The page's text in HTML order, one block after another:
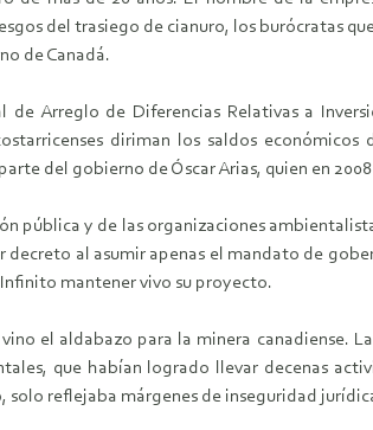
del trasiego de cianuro, los burócratas
de Canadá.
Arreglo de Diferencias Relativas a
diriman los saldos
del gobierno de Óscar Arias, quien en
pública y de las organizaciones
al asumir apenas el mandato de
mantener vivo su proyecto.
el aldabazo para la minera canadiense.
que habían logrado llevar decenas
solo reflejaba márgenes de inseguridad